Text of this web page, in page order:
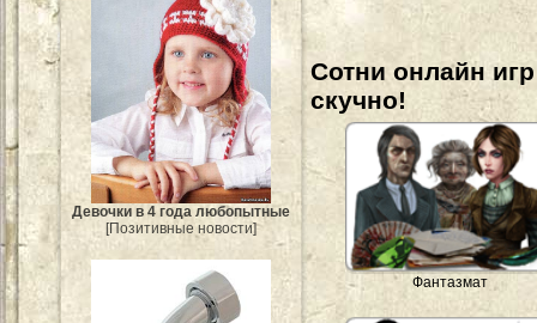
Девочки в 4 года любопытные
[Позитивные новости]
Сотни онлайн
скучно!
Фантазмат